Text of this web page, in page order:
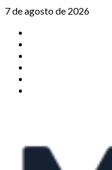
Saltar
contenido
7 de agosto de 2026